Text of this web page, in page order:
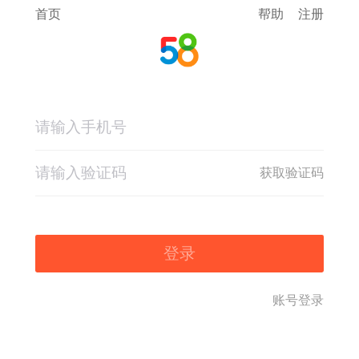
首页 帮助 注册
获取验证码
登录
账号登录